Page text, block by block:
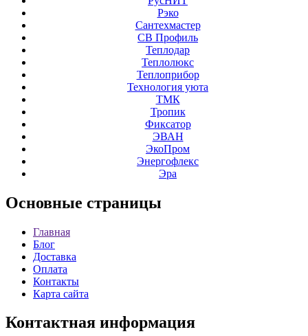
Рэко
Сантехмастер
СВ Профиль
Теплодар
Теплолюкс
Теплоприбор
Технология уюта
ТМК
Тропик
Фиксатор
ЭВАН
ЭкоПром
Энергофлекс
Эра
Основные страницы
Главная
Блог
Доставка
Оплата
Контакты
Карта сайта
Контактная информация